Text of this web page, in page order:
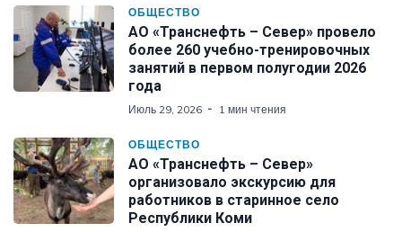
ОБЩЕСТВО
АО «Транснефть – Север» провело
более 260 учебно-тренировочных
занятий в первом полугодии 2026
года
Июль 29, 2026 1 мин чтения
ОБЩЕСТВО
АО «Транснефть – Север»
организовало экскурсию для
работников в старинное село
Республики Коми